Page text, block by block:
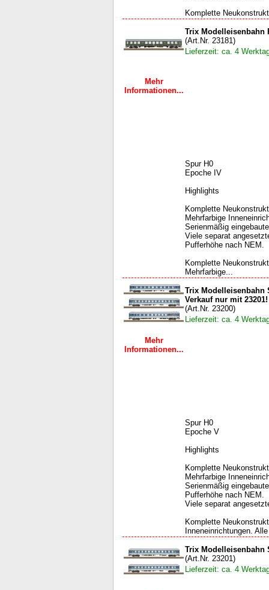
Komplette
Mehr
Informationen...
Trix Modelleisenbahn
(Art.Nr. 23181)
Lieferzeit: ca. 4
Spur H0
Epoche IV
Highlights
Komplette
Mehrfarbige
Serienmäßig
Viele separat
Pufferhöhe nach NEM.
Komplette
Mehrfarbige...
Mehr
Informationen...
Trix Modelleisenbahn
Verkauf nur mit 23201!
(Art.Nr. 23200)
Lieferzeit: ca. 4
Spur H0
Epoche V
Highlights
Komplette
Mehrfarbige
Serienmäßig
Pufferhöhe nach NEM.
Viele separat
Komplette
Inneneinrichtungen.
Trix Modelleisenbahn
(Art.Nr. 23201)
Lieferzeit: ca. 4